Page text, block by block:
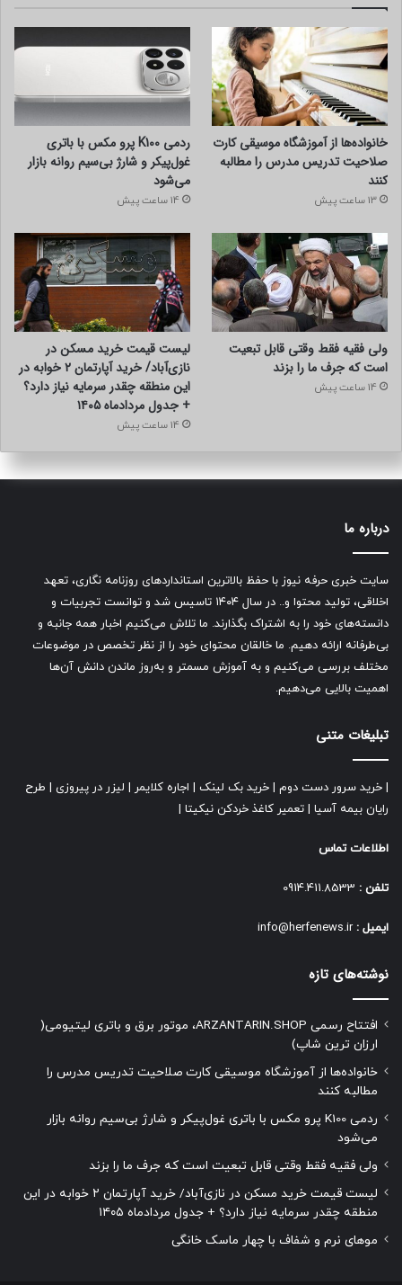
خانواده‌ها از آموزشگاه موسیقی کارت
صلاحیت تدریس مدرس را مطالبه
کنند
13 ساعت پیش
ردمی K100 پرو مکس با باتری
غول‌پیکر و شارژ بی‌سیم روانه بازار
می‌شود
14 ساعت پیش
ولی فقیه فقط وقتی قابل تبعیت
است که جرف ما را بزند
14 ساعت پیش
لیست قیمت خرید مسکن در
نازی‌آباد/ خرید آپارتمان ۲ خوابه در
این منطقه چقدر سرمایه نیاز دارد؟
+ جدول مردادماه ۱۴۰۵
14 ساعت پیش
درباره ما
سایت خبری حرفه نیوز با حفظ بالاترین استانداردهای روزنامه نگاری، تعهد
اخلاقی، تولید محتوا و.. در سال ۱۴۰۴ تاسیس شد و توانست تجربیات و
دانسته‌های خود را به اشتراک بگذارند. ما تلاش می‌کنیم اخبار همه جانبه و
بی‌طرفانه ارائه دهیم. ما خالقان محتوای خود را از نظر تخصص در موضوعات
مختلف بررسی می‌کنیم و به آموزش مسمتر و به‌روز ماندن دانش آن‌ها
اهمیت بالایی می‌دهیم.
تبلیغات متنی
خرید سرور دست دوم خرید بک لینک اجاره کلایمر لیزر در پیروزی
طرح
رایان بیمه آسیا
تعمیر کاغذ خردکن نیکیتا
اطلاعات تماس
تلفن :
ایمیل : info@herfenews.ir
نوشته‌های تازه
افتتاح رسمی ARZANTARIN.SHOP، موتور برق و باتری لیتیومی(
ارزان ترین شاپ)
خانواده‌ها از آموزشگاه موسیقی کارت صلاحیت تدریس مدرس را
مطالبه کنند
ردمی K100 پرو مکس با باتری غول‌پیکر و شارژ بی‌سیم روانه بازار
می‌شود
ولی فقیه فقط وقتی قابل تبعیت است که جرف ما را بزند
لیست قیمت خرید مسکن در نازی‌آباد/ خرید آپارتمان ۲ خوابه در این
منطقه چقدر سرمایه نیاز دارد؟ + جدول مردادماه ۱۴۰۵
موهای نرم و شفاف با چهار ماسک خانگی